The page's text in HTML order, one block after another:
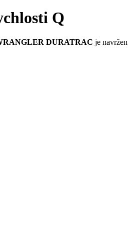
Q
DURATRAC je navržen